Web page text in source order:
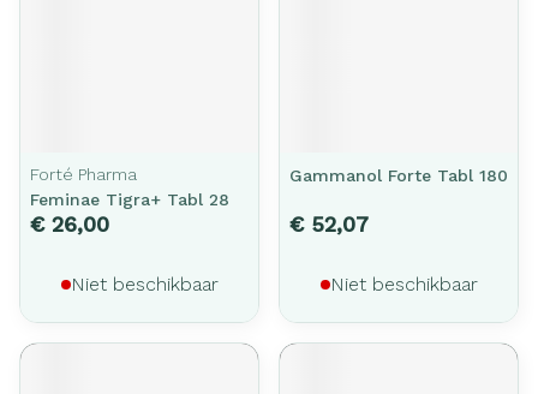
Forté Pharma
Feminae Tigra+ Tabl 28
€ 26,00
Niet beschikbaar
Gammanol Forte Tabl 180
€ 52,07
Niet beschikbaar